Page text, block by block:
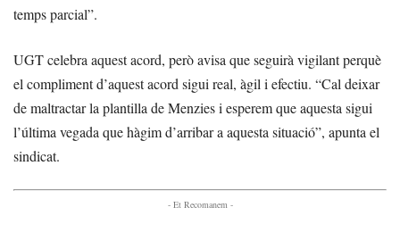
temps parcial”.
UGT celebra aquest acord, però avisa que seguirà vigilant perquè
el compliment d’aquest acord sigui real, àgil i efectiu. “Cal deixar
de maltractar la plantilla de Menzies i esperem que aquesta sigui
l’última vegada que hàgim d’arribar a aquesta situació”, apunta el
sindicat.
- Et Recomanem -